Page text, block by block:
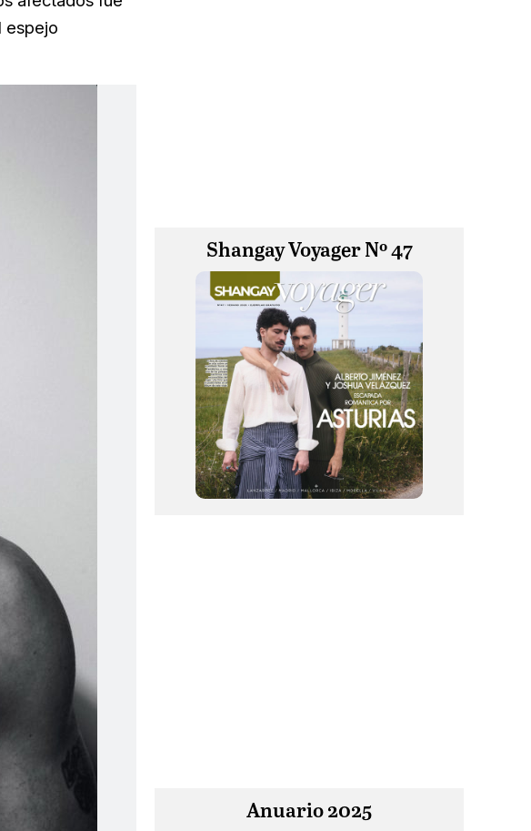
espejo
Shangay Voyager Nº 47
Anuario 2025